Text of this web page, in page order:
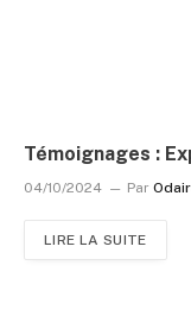
Témoignages :
04/10/2024 Par
LIRE LA SUITE